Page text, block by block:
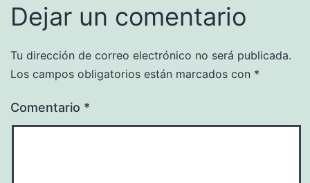
Dejar un comentario
Tu dirección de correo electrónico no será publicada.
Los campos obligatorios están marcados con *
Comentario *